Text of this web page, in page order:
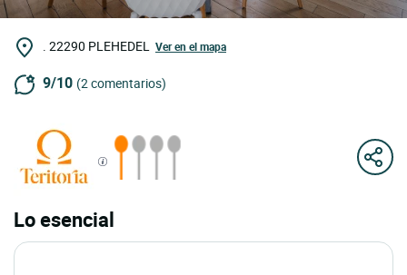
. 22290 PLEHEDEL Ver en el mapa
9/10 (2 comentarios)
Lo esencial